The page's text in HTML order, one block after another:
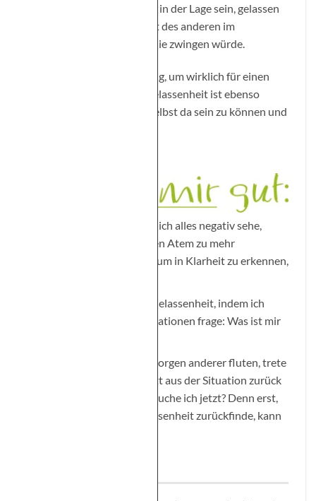
das Gewicht auch gar nicht in der Lage sein, gelassen
zu gehen, weil mich die Last des anderen im
schlimmsten Falle in die Knie zwingen würde.
Gelassenheit ist also wichtig, um wirklich für einen
anderen da zu sein. Und Gelassenheit ist ebenso
wichtig, um auch für dich selbst da sein zu können und
In Situationen, in denen ich alles negativ sehe,
versuche ich über meinen Atem zu mehr
Gelassenheit zu finden, um in Klarheit zu erkennen,
Ich schenke mir selbst Gelassenheit, indem ich
mich in schwierigen Situationen frage: Was ist mir
Spüre ich, wie mich die Sorgen anderer fluten, trete
ich bewusst einen Schritt aus der Situation zurück
und frage mich: Was brauche ich jetzt? Denn erst,
wenn ich in meine Gelassenheit zurückfinde, kann